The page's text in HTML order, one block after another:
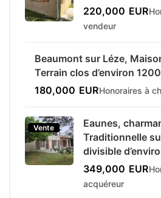
220,000 EUR
vendeur
Vente
Beaumont sur Léze,
Terrain clos d’environ
180,000 EURHonoraires à
Vente
Eaunes,
Traditionnelle
divisible
349,000 EUR
acquéreur